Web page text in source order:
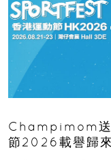
Champimom送
節2026載譽歸